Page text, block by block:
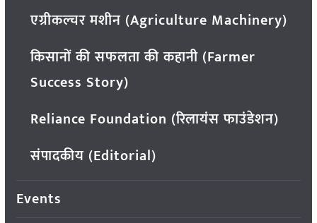
एग्रीकल्चर मशीन (Agriculture Machinery)
किसानों की सफलता की कहानी (Farmer
Success Story)
Reliance Foundation (रिलायंस फाउंडेशन)
संपादकीय (Editorial)
Events